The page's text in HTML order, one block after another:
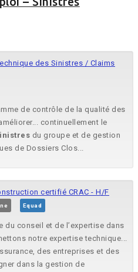
des Sinistres / Claims
de contrôle de la qualité des
continuellement le
du groupe et de gestion
de Dossiers Clos...
certifié CRAC - H/F
Equad
du conseil et de l’expertise dans
notre expertise technique...
des entreprises et des
dans la gestion de